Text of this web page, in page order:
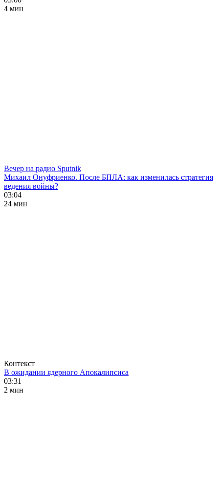
4 мин
Вечер на радио Sputnik
Михаил Онуфриенко. После БПЛА: как изменилась стратегия
ведения войны?
03:04
24 мин
Контекст
В ожидании ядерного Апокалипсиса
03:31
2 мин